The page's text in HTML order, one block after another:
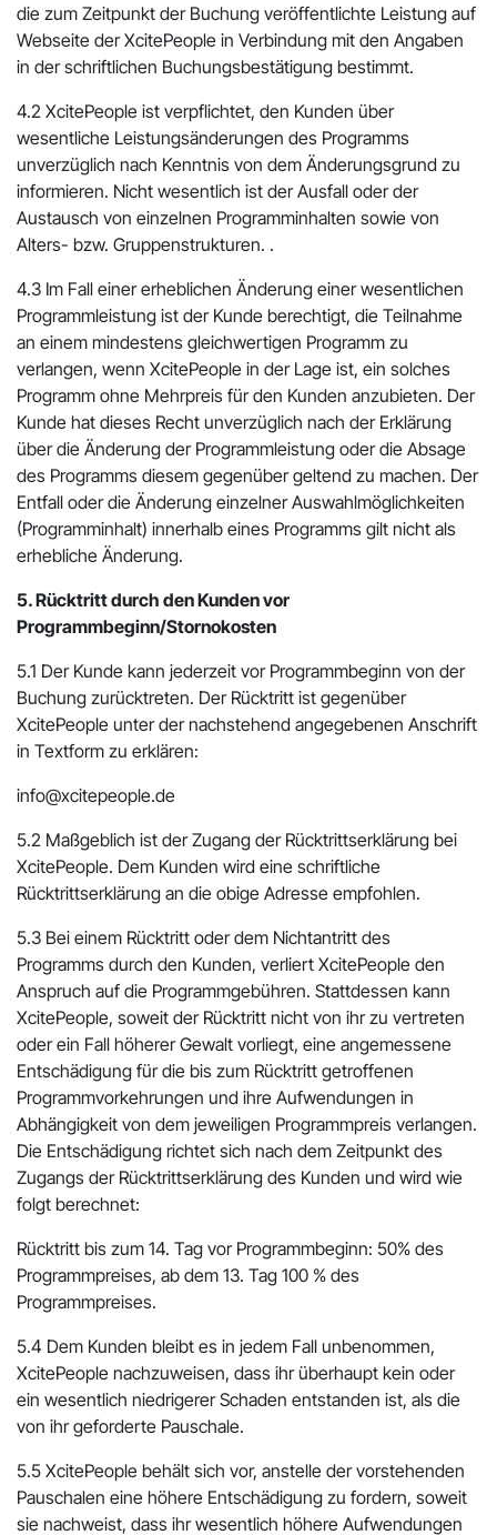
die zum Zeitpunkt der Buchung veröffentlichte Leistung auf
Webseite der XcitePeople in Verbindung mit den Angaben
in der schriftlichen Buchungsbestätigung bestimmt.
4.2 XcitePeople ist verpflichtet, den Kunden über
wesentliche Leistungsänderungen des Programms
unverzüglich nach Kenntnis von dem Änderungsgrund zu
informieren. Nicht wesentlich ist der Ausfall oder der
Austausch von einzelnen Programminhalten sowie von
Alters- bzw. Gruppenstrukturen. .
4.3 Im Fall einer erheblichen Änderung einer wesentlichen
Programmleistung ist der Kunde berechtigt, die Teilnahme
an einem mindestens gleichwertigen Programm zu
verlangen, wenn XcitePeople in der Lage ist, ein solches
Programm ohne Mehrpreis für den Kunden anzubieten. Der
Kunde hat dieses Recht unverzüglich nach der Erklärung
über die Änderung der Programmleistung oder die Absage
des Programms diesem gegenüber geltend zu machen. Der
Entfall oder die Änderung einzelner Auswahlmöglichkeiten
(Programminhalt) innerhalb eines Programms gilt nicht als
erhebliche Änderung.
5. Rücktritt durch den Kunden vor
Programmbeginn/Stornokosten
5.1 Der Kunde kann jederzeit vor Programmbeginn von der
Buchung zurücktreten. Der Rücktritt ist gegenüber
XcitePeople unter der nachstehend angegebenen Anschrift
in Textform zu erklären:
info@xcitepeople.de
5.2 Maßgeblich ist der Zugang der Rücktrittserklärung bei
XcitePeople. Dem Kunden wird eine schriftliche
Rücktrittserklärung an die obige Adresse empfohlen.
5.3 Bei einem Rücktritt oder dem Nichtantritt des
Programms durch den Kunden, verliert XcitePeople den
Anspruch auf die Programmgebühren. Stattdessen kann
XcitePeople, soweit der Rücktritt nicht von ihr zu vertreten
oder ein Fall höherer Gewalt vorliegt, eine angemessene
Entschädigung für die bis zum Rücktritt getroffenen
Programmvorkehrungen und ihre Aufwendungen in
Abhängigkeit von dem jeweiligen Programmpreis verlangen.
Die Entschädigung richtet sich nach dem Zeitpunkt des
Zugangs der Rücktrittserklärung des Kunden und wird wie
folgt berechnet:
Rücktritt bis zum 14. Tag vor Programmbeginn: 50% des
Programmpreises, ab dem 13. Tag 100 % des
Programmpreises.
5.4 Dem Kunden bleibt es in jedem Fall unbenommen,
XcitePeople nachzuweisen, dass ihr überhaupt kein oder
ein wesentlich niedrigerer Schaden entstanden ist, als die
von ihr geforderte Pauschale.
5.5 XcitePeople behält sich vor, anstelle der vorstehenden
Pauschalen eine höhere Entschädigung zu fordern, soweit
sie nachweist, dass ihr wesentlich höhere Aufwendungen